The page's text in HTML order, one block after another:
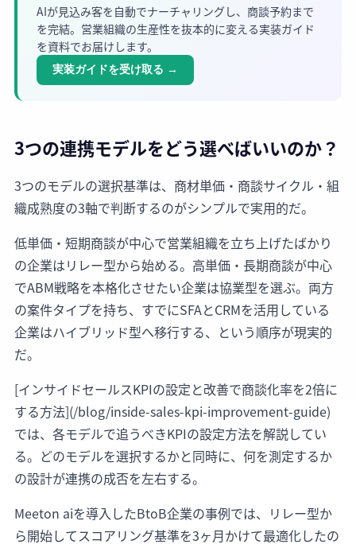
AIが見込み客を自動でナーチャリングし、商談予約まで
を完結。営業組織の生産性を抜本的に変える実装ガイド
を資料でお届けします。
実装ガイドを受け取る →
3つの連携モデルをどう選べばいいのか？
3つのモデルの選択基準は、商材単価・商談サイクル・組
織成熟度の3軸で判断するのがシンプルで実用的だ。
低単価・短期商談が中心で営業組織を立ち上げたばかり
の企業はリレー型から始める。高単価・長期商談が中心
でABM戦略を本格化させたい企業は協業型を選ぶ。両方
の案件タイプを持ち、すでにSFAとCRMを活用している
企業はハイブリッド型へ移行する、という順序が現実的
だ。
[インサイドセールスKPIの設定と改善で商談化率を2倍に
する方法](/blog/inside-sales-kpi-improvement-guide)
では、各モデルで追うべきKPIの設定方法を解説してい
る。どのモデルを選択するかと同時に、何を測定するか
の設計が連携の成否を左右する。
Meeton aiを導入したBtoB企業の事例では、リレー型か
ら開始してスコアリング基準を3ヶ月かけて最適化したの